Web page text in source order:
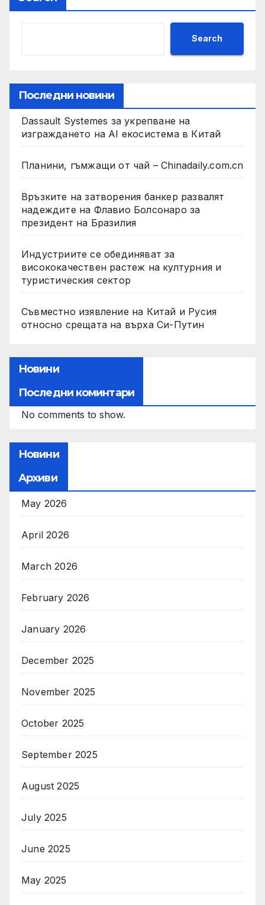
Search
Последни новини
Dassault Systemes за укрепване на
изграждането на AI екосистема в Китай
Планини, гъмжащи от чай – Chinadaily.com.cn
Връзките на затворения банкер развалят
надеждите на Флавио Болсонаро за
президент на Бразилия
Индустриите се обединяват за
висококачествен растеж на културния и
туристическия сектор
Съвместно изявление на Китай и Русия
относно срещата на върха Си-Путин
Новини
Последни коминтари
No comments to show.
Новини
Архиви
May 2026
April 2026
March 2026
February 2026
January 2026
December 2025
November 2025
October 2025
September 2025
August 2025
July 2025
June 2025
May 2025